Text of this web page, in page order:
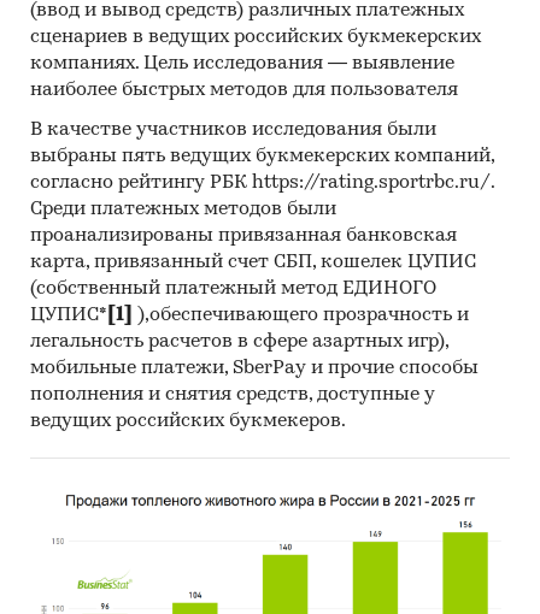
(ввод и вывод средств) различных платежных
сценариев в ведущих российских букмекерских
компаниях. Цель исследования — выявление
наиболее быстрых методов для пользователя
В качестве участников исследования были
выбраны пять ведущих букмекерских компаний,
согласно рейтингу РБК https://rating.sportrbc.ru/.
Среди платежных методов были
проанализированы привязанная банковская
карта, привязанный счет СБП, кошелек ЦУПИС
(собственный платежный метод ЕДИНОГО
ЦУПИС* [1]
),обеспечивающего прозрачность и
легальность расчетов в сфере азартных игр),
мобильные платежи, SberPay и прочие способы
пополнения и снятия средств, доступные у
ведущих российских букмекеров.